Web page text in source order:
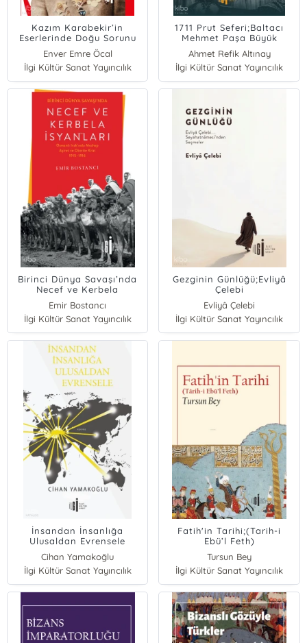
Kazım Karabekir’in
Eserlerinde Doğu Sorunu
Enver Emre Öcal
İlgi Kültür Sanat Yayıncılık
1711 Prut Seferi;Baltacı
Mehmet Paşa Büyük
Petro’ya Karşı
Ahmet Refik Altınay
İlgi Kültür Sanat Yayıncılık
Birinci Dünya Savaşı’nda
Necef ve Kerbela
Irak’ında Mezhep, Aşiret
ve Otorite Krizi 1915-1916
Emir Bostancı
İlgi Kültür Sanat Yayıncılık
Gezginin Günlüğü;Evliyâ
Çelebi
Seyahatnâmesi’nden
Seçmeler
Evliyâ Çelebi
İlgi Kültür Sanat Yayıncılık
İnsandan İnsanlığa
Ulusaldan Evrensele
Cihan Yamakoğlu
İlgi Kültür Sanat Yayıncılık
Fatih'in Tarihi;(Tarih-i
Ebü’l Feth)
Tursun Bey
İlgi Kültür Sanat Yayıncılık